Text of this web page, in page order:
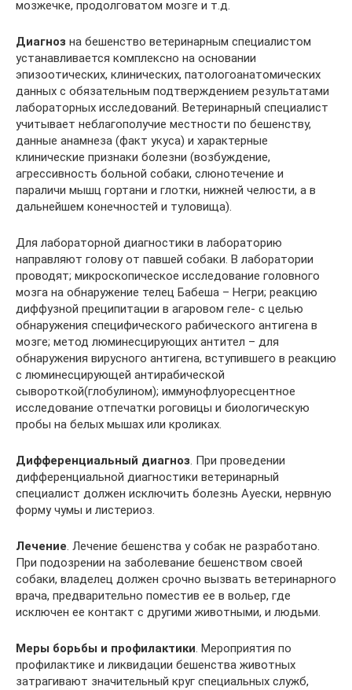
мозжечке, продолговатом мозге и т.д.
Диагноз на бешенство ветеринарным специалистом
устанавливается комплексно на основании
эпизоотических, клинических, патологоанатомических
данных с обязательным подтверждением результатами
лабораторных исследований. Ветеринарный специалист
учитывает неблагополучие местности по бешенству,
данные анамнеза (факт укуса) и характерные
клинические признаки болезни (возбуждение,
агрессивность больной собаки, слюнотечение и
параличи мышц гортани и глотки, нижней челюсти, а в
дальнейшем конечностей и туловища).
Для лабораторной диагностики в лабораторию
направляют голову от павшей собаки. В лаборатории
проводят; микроскопическое исследование головного
мозга на обнаружение телец Бабеша – Негри; реакцию
диффузной преципитации в агаровом геле- с целью
обнаружения специфического рабического антигена в
мозге; метод люминесцирующих антител – для
обнаружения вирусного антигена, вступившего в реакцию
с люминесцирующей антирабической
сывороткой(глобулином); иммунофлуоресцентное
исследование отпечатки роговицы и биологическую
пробы на белых мышах или кроликах.
Дифференциальный диагноз. При проведении
дифференциальной диагностики ветеринарный
специалист должен исключить болезнь Ауески, нервную
форму чумы и листериоз.
Лечение. Лечение бешенства у собак не разработано.
При подозрении на заболевание бешенством своей
собаки, владелец должен срочно вызвать ветеринарного
врача, предварительно поместив ее в вольер, где
исключен ее контакт с другими животными, и людьми.
Меры борьбы и профилактики. Мероприятия по
профилактике и ликвидации бешенства животных
затрагивают значительный круг специальных служб,